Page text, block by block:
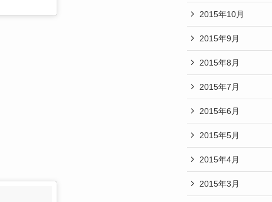
2015年10月
2015年9月
2015年8月
2015年7月
2015年6月
2015年5月
2015年4月
2015年3月